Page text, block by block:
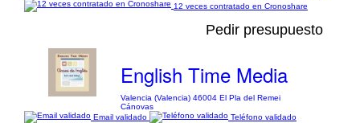
12 veces contratado en Cronoshare
Pedir presupuesto
English Time Media
Valencia (Valencia) 46004 El Pla del Remei
Cánovas
Email validado
Teléfono validado